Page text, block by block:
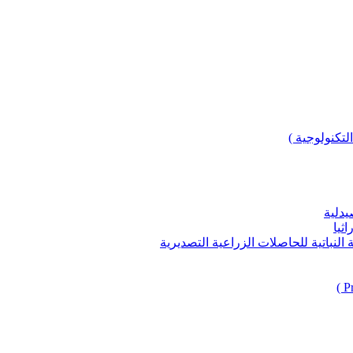
)
للحاصلات الزراعية التصديرية